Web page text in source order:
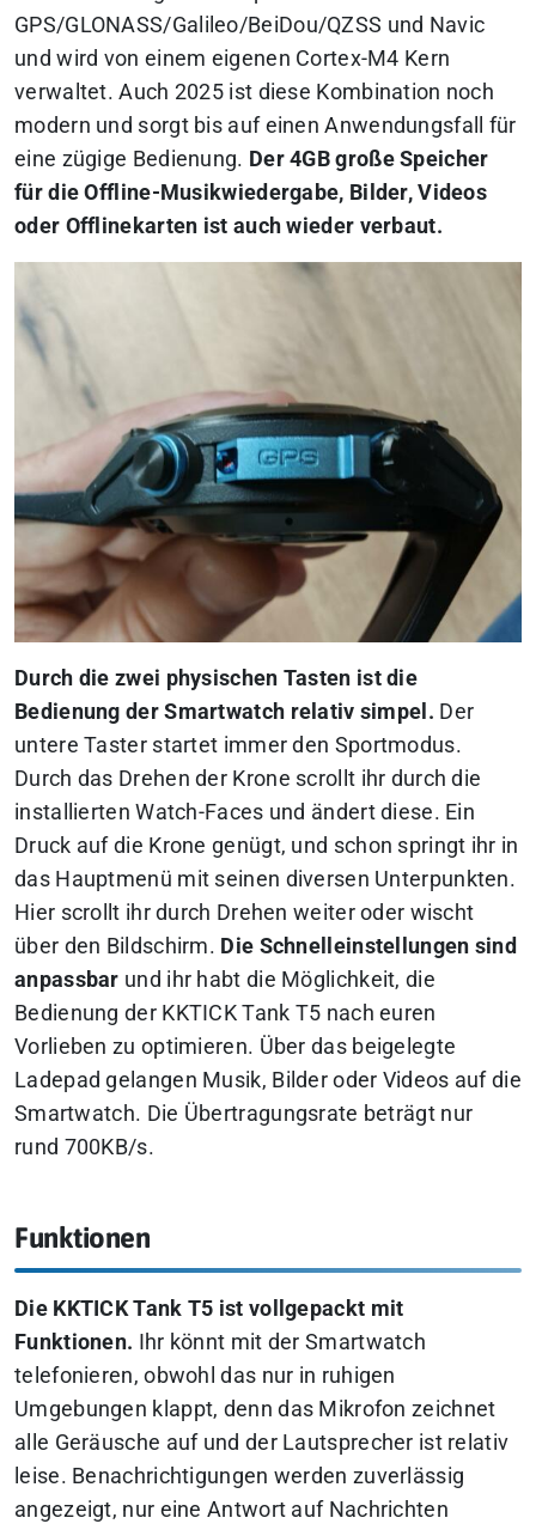
GPS/GLONASS/Galileo/BeiDou/QZSS und Navic
und wird von einem eigenen Cortex-M4 Kern
verwaltet. Auch 2025 ist diese Kombination noch
modern und sorgt bis auf einen Anwendungsfall für
eine zügige Bedienung. Der 4GB große Speicher
für die Offline-Musikwiedergabe, Bilder, Videos
oder Offlinekarten ist auch wieder verbaut.
Durch die zwei physischen Tasten ist die
Bedienung der Smartwatch relativ simpel. Der
untere Taster startet immer den Sportmodus.
Durch das Drehen der Krone scrollt ihr durch die
installierten Watch-Faces und ändert diese. Ein
Druck auf die Krone genügt, und schon springt ihr in
das Hauptmenü mit seinen diversen Unterpunkten.
Hier scrollt ihr durch Drehen weiter oder wischt
über den Bildschirm. Die Schnelleinstellungen sind
anpassbar und ihr habt die Möglichkeit, die
Bedienung der KKTICK Tank T5 nach euren
Vorlieben zu optimieren. Über das beigelegte
Ladepad gelangen Musik, Bilder oder Videos auf die
Smartwatch. Die Übertragungsrate beträgt nur
rund 700KB/s.
Funktionen
Die KKTICK Tank T5 ist vollgepackt mit
Funktionen. Ihr könnt mit der Smartwatch
telefonieren, obwohl das nur in ruhigen
Umgebungen klappt, denn das Mikrofon zeichnet
alle Geräusche auf und der Lautsprecher ist relativ
leise. Benachrichtigungen werden zuverlässig
angezeigt, nur eine Antwort auf Nachrichten